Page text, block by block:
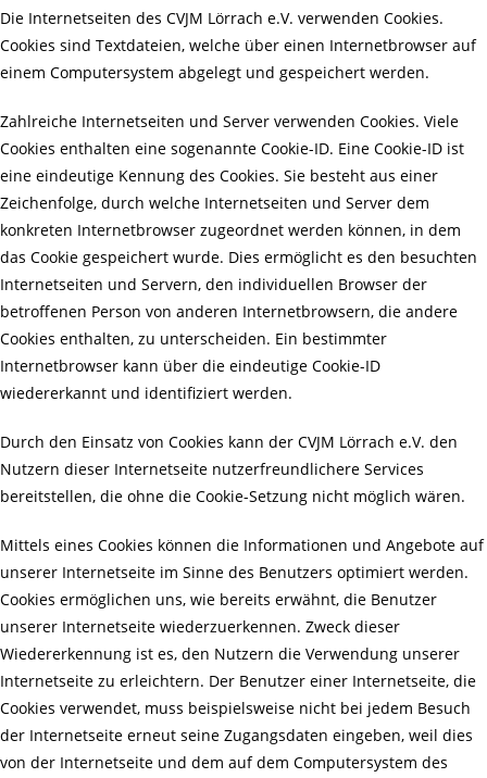
Die Internetseiten des CVJM Lörrach e.V. verwenden Cookies.
Cookies sind Textdateien, welche über einen Internetbrowser auf
einem Computersystem abgelegt und gespeichert werden.
Zahlreiche Internetseiten und Server verwenden Cookies. Viele
Cookies enthalten eine sogenannte Cookie-ID. Eine Cookie-ID ist
eine eindeutige Kennung des Cookies. Sie besteht aus einer
Zeichenfolge, durch welche Internetseiten und Server dem
konkreten Internetbrowser zugeordnet werden können, in dem
das Cookie gespeichert wurde. Dies ermöglicht es den besuchten
Internetseiten und Servern, den individuellen Browser der
betroffenen Person von anderen Internetbrowsern, die andere
Cookies enthalten, zu unterscheiden. Ein bestimmter
Internetbrowser kann über die eindeutige Cookie-ID
wiedererkannt und identifiziert werden.
Durch den Einsatz von Cookies kann der CVJM Lörrach e.V. den
Nutzern dieser Internetseite nutzerfreundlichere Services
bereitstellen, die ohne die Cookie-Setzung nicht möglich wären.
Mittels eines Cookies können die Informationen und Angebote auf
unserer Internetseite im Sinne des Benutzers optimiert werden.
Cookies ermöglichen uns, wie bereits erwähnt, die Benutzer
unserer Internetseite wiederzuerkennen. Zweck dieser
Wiedererkennung ist es, den Nutzern die Verwendung unserer
Internetseite zu erleichtern. Der Benutzer einer Internetseite, die
Cookies verwendet, muss beispielsweise nicht bei jedem Besuch
der Internetseite erneut seine Zugangsdaten eingeben, weil dies
von der Internetseite und dem auf dem Computersystem des